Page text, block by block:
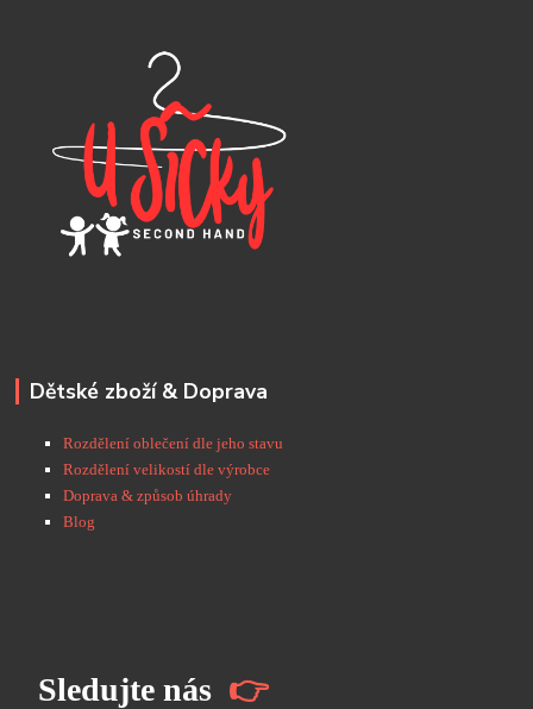
Dětské zboží & Doprava
Rozdělení oblečení dle jeho stavu
Rozdělení velikostí dle výrobce
Doprava & způsob úhrady
Blog
Sledujte nás 👉